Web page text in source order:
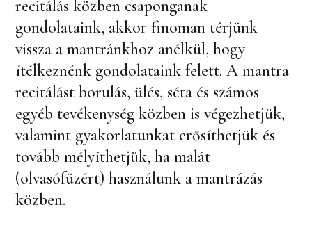
recitálás közben csaponganak
gondolataink, akkor finoman térjünk
vissza a mantránkhoz anélkül, hogy
ítélkeznénk gondolataink felett. A mantra
recitálást borulás, ülés, séta és számos
egyéb tevékenység közben is végezhetjük,
valamint gyakorlatunkat erősíthetjük és
tovább mélyíthetjük, ha malát
(olvasófüzért) használunk a mantrázás
közben.